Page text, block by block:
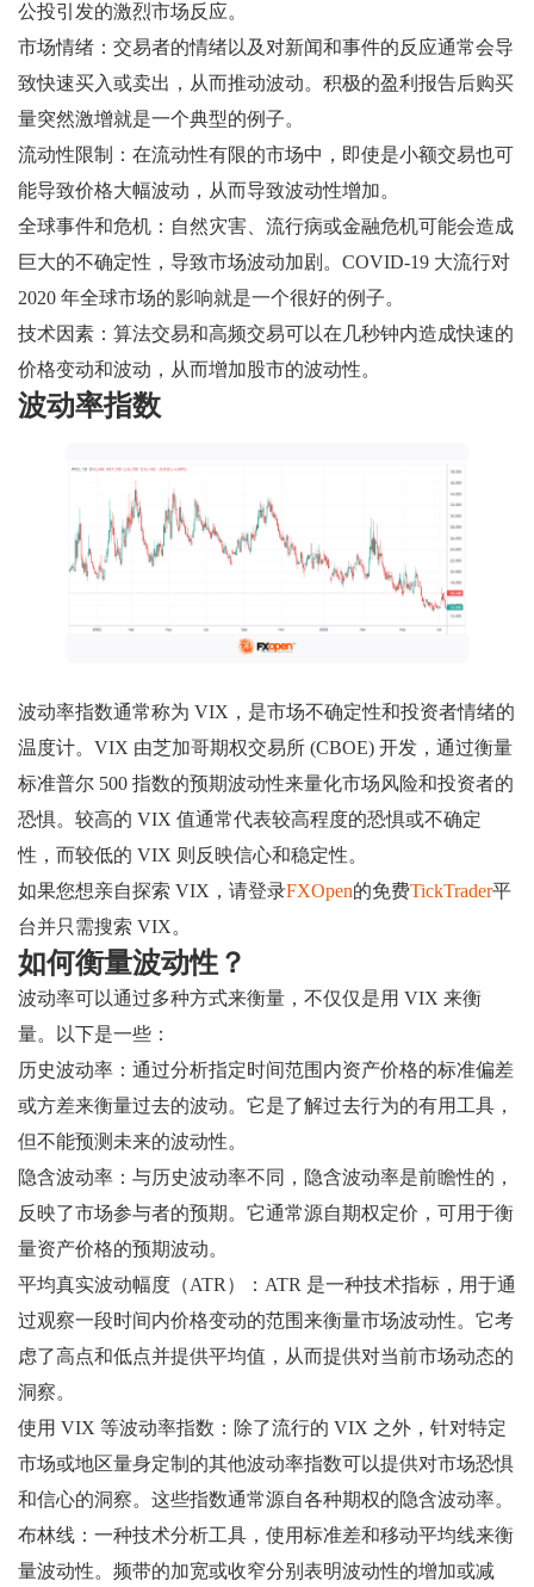
公投引发的激烈市场反应。
市场情绪：交易者的情绪以及对新闻和事件的反应通常会导
致快速买入或卖出，从而推动波动。积极的盈利报告后购买
量突然激增就是一个典型的例子。
流动性限制：在流动性有限的市场中，即使是小额交易也可
能导致价格大幅波动，从而导致波动性增加。
全球事件和危机：自然灾害、流行病或金融危机可能会造成
巨大的不确定性，导致市场波动加剧。COVID-19 大流行对
2020 年全球市场的影响就是一个很好的例子。
技术因素：算法交易和高频交易可以在几秒钟内造成快速的
价格变动和波动，从而增加股市的波动性。
波动率指数
波动率指数通常称为 VIX，是市场不确定性和投资者情绪的
温度计。VIX 由芝加哥期权交易所 (CBOE) 开发，通过衡量
标准普尔 500 指数的预期波动性来量化市场风险和投资者的
恐惧。较高的 VIX 值通常代表较高程度的恐惧或不确定
性，而较低的 VIX 则反映信心和稳定性。
如果您想亲自探索 VIX，请登录FXOpen的免费TickTrader平
台并只需搜索 VIX。
如何衡量波动性？
波动率可以通过多种方式来衡量，不仅仅是用 VIX 来衡
量。以下是一些：
历史波动率：通过分析指定时间范围内资产价格的标准偏差
或方差来衡量过去的波动。它是了解过去行为的有用工具，
但不能预测未来的波动性。
隐含波动率：与历史波动率不同，隐含波动率是前瞻性的，
反映了市场参与者的预期。它通常源自期权定价，可用于衡
量资产价格的预期波动。
平均真实波动幅度（ATR）：ATR 是一种技术指标，用于通
过观察一段时间内价格变动的范围来衡量市场波动性。它考
虑了高点和低点并提供平均值，从而提供对当前市场动态的
洞察。
使用 VIX 等波动率指数：除了流行的 VIX 之外，针对特定
市场或地区量身定制的其他波动率指数可以提供对市场恐惧
和信心的洞察。这些指数通常源自各种期权的隐含波动率。
布林线：一种技术分析工具，使用标准差和移动平均线来衡
量波动性。频带的加宽或收窄分别表明波动性的增加或减